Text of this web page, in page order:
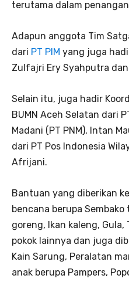
terutama dalam
Adapun anggota Tim
dari PT PIM yang juga
Zulfajri Ery Syahputra
Selain itu, juga hadir
BUMN Aceh Selatan dari
Madani (PT PNM), Intan
dari PT Pos Indonesia
Afrijani.
Bantuan yang diberikan
bencana berupa
goreng, Ikan kaleng, Gula,
pokok lainnya dan juga
Kain Sarung, Peralatan
anak berupa Pampers,